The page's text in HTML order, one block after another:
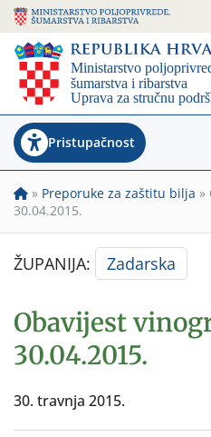
Pristupačnost
» Preporuke za zaštitu bilja »
30.04.2015.
ŽUPANIJA: Zadarska
Obavijest
30.04.2015.
30. travnja 2015.